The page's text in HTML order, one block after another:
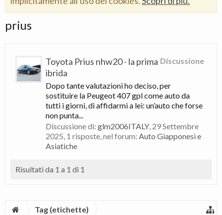
prius
Discussione
Toyota Prius nhw20 - la prima
ibrida
Dopo tante valutazioni ho deciso, per
sostituire la Peugeot 407 gpl come auto da
tutti i giorni, di affidarmi a lei: un’auto che forse
non punta...
Discussione di: glm2006ITALY, 29 Settembre
2025, 1 risposte, nel forum: Auto Giapponesi e
Asiatiche
Risultati da 1 a 1 di 1
Tag (etichette)